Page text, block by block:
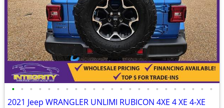
• • • • • • • • • • • • • • • • • • • • • • •
2021 Jeep WRANGLER UNLIMI RUBICON 4XE 4 XE 4-XE